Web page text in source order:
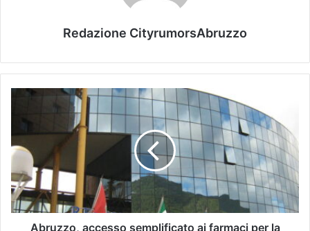
Redazione CityrumorsAbruzzo
Abruzzo, accesso semplificato ai farmaci per la